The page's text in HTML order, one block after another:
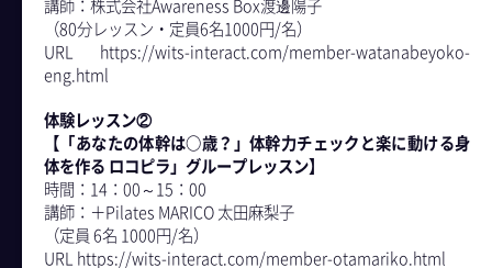
- Plan
講師：株式会社Awareness Box渡邊陽子
（80分レッスン・定員6名1000円/名）
URL https://wits-interact.com/member-watanabeyoko-
eng.html
体験レッスン②
【「あなたの体幹は○歳？」体幹力チェックと楽に動ける身
体を作る ロコピラ」グループレッスン】
時間：14：00～15：00
講師：＋Pilates MARICO 太田麻梨子
（定員 6名 1000円/名）
URL https://wits-interact.com/member-otamariko.html